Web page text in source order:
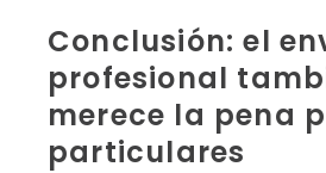
Conclusión: el
profesional
merece la pena
particulares